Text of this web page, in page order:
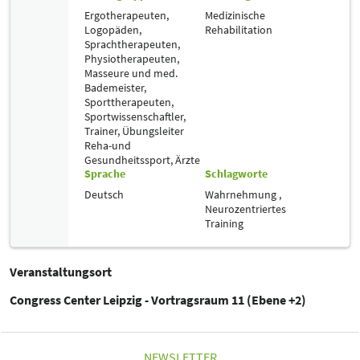
Ergotherapeuten,
Logopäden,
Sprachtherapeuten,
Physiotherapeuten,
Masseure und med.
Bademeister,
Sporttherapeuten,
Sportwissenschaftler,
Trainer, Übungsleiter
Reha-und
Gesundheitssport,Ärzte
Medizinische
Rehabilitation
Sprache
Deutsch
Schlagworte
Wahrnehmung ,
Neurozentriertes
Training
Veranstaltungsort
Congress Center Leipzig - Vortragsraum 11 (Ebene +2)
NEWSLETTER